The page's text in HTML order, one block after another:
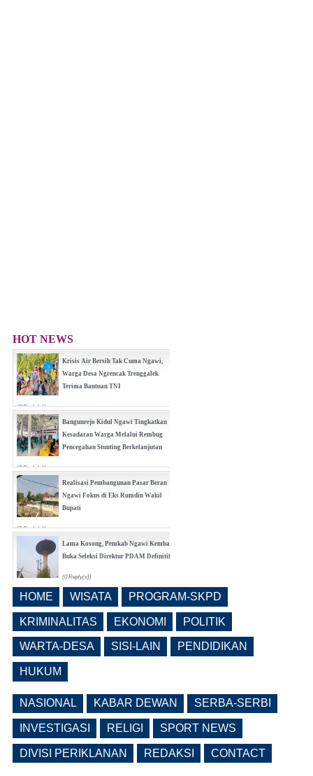
HOT NEWS
Krisis Air Bersih Tak Cuma Ngawi,
Warga Desa Ngrencak Trenggalek
Terima Bantuan TNI
(0 Reply(s))
Bangunrejo Kidul Ngawi Tingkatkan
Kesadaran Warga Melalui Rembug
Pencegahan Stunting Berkelanjutan
(0 Reply(s))
Realisasi Pembangunan Pasar Beran
Ngawi Fokus di Eks Rumdin Wakil
Bupati
(0 Reply(s))
Lama Kosong, Pemkab Ngawi Kembali
Buka Seleksi Direktur PDAM Definitif
(0 Reply(s))
Ruang, Pelanggaran Berpotensi
Dikenai Denda dan Pembatasan
Fasilitas
(0 Reply(s))
HOME WISATA PROGRAM-SKPD
KRIMINALITAS EKONOMI POLITIK
WARTA-DESA SISI-LAIN PENDIDIKAN
HUKUM
NASIONAL KABAR DEWAN SERBA-SERBI
INVESTIGASI RELIGI SPORT NEWS
DIVISI PERIKLANAN REDAKSI CONTACT